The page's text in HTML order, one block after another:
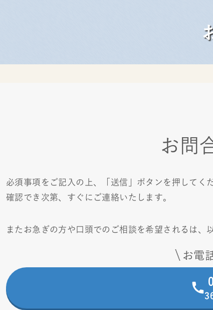
お問
必須事項をご記入の上、「送信」ボタンを押してく
確認でき次第、すぐにご連絡いたします。
またお急ぎの方や口頭でのご相談を希望されるは、
お電